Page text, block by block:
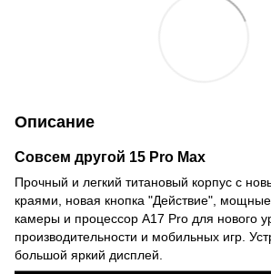
Описание
Совсем другой 15 Pro Max
Прочный и легкий титановый корпус с
краями, новая кнопка "Действие",
камеры и процессор A17 Pro для нового
производительности и мобильных игр.
большой яркий дисплей.